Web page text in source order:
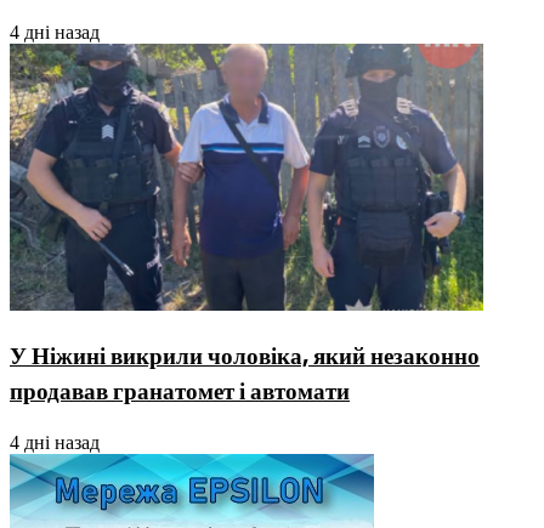
4 дні назад
У Ніжині викрили чоловіка, який незаконно
продавав гранатомет і автомати
4 дні назад